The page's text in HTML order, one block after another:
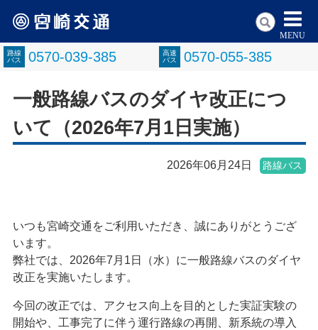
路線
バス
0570-039-385
高速
バス
0570-055-385
MENU
一般路線バスのダイヤ改正につ
いて（2026年7月1日実施）
2026年06月24日 路線バス
いつも宮崎交通をご利用いただき、誠にありがとうござ
います。
弊社では、2026年7月1日（水）に一般路線バスのダイヤ
改正を実施いたします。
今回の改正では、アクセス向上を目的とした実証実験の
開始や、工事完了に伴う運行路線の再開、新系統の導入